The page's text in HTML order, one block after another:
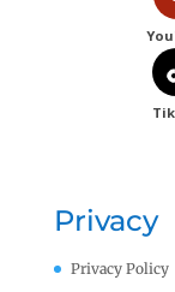
Privacy
Privacy Policy